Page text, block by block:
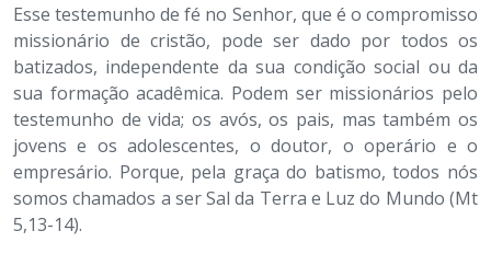
Esse testemunho de fé no Senhor, que é o compromisso
missionário de cristão, pode ser dado por todos os
batizados, independente da sua condição social ou da
sua formação acadêmica. Podem ser missionários pelo
testemunho de vida; os avós, os pais, mas também os
jovens e os adolescentes, o doutor, o operário e o
empresário. Porque, pela graça do batismo, todos nós
somos chamados a ser Sal da Terra e Luz do Mundo (Mt
5,13-14).